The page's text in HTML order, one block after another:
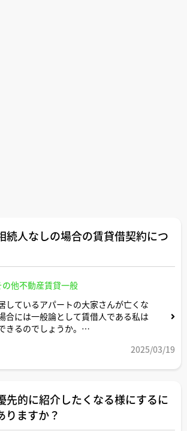
続人なしの場合の賃貸借契約につ
の他不動産賃貸一般
しているアパートの大家さんが亡くな
合には一般論として賃借人である私は
るのでしょうか。
されて退去させられる可能性はありま2025/03/19
先的に紹介したくなる様にするに
りますか？